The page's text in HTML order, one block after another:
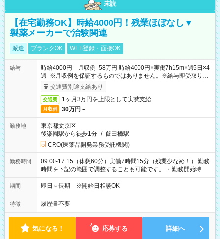
未読
【在宅勤務OK】時給4000円！残業ほぼなし▼
製薬メーカーで治験関連
派遣 ブランクOK WEB登録・面接OK
給与
時給4000円 月収例 58万円 時給4000円×実働7h15m×週5日×4
週 ※月収例を保証するものではありません。※給与即受取りサ
ービス利用可（利用条件有）
交通費別途支給あり
交通費 1ヶ月3万円を上限として実費支給
月収例 30万円～
勤務地
東京都文京区
後楽園駅から徒歩1分 / 飯田橋駅
CRO(医薬品開発業務受託機関)
勤務時間
09:00-17:15（休憩60分）実働7時間15分（残業少なめ！） 勤務
時間を下記の範囲で調整することも可能です。 ・勤務開始時
間 09:00～10:00 ・勤務終了時間 16:00～17:15 ・実働
05:00～07:15
期間 即日～長期 ※開始日相談OK
特徴 履歴書不要
気になる！ 応募する 詳細へ